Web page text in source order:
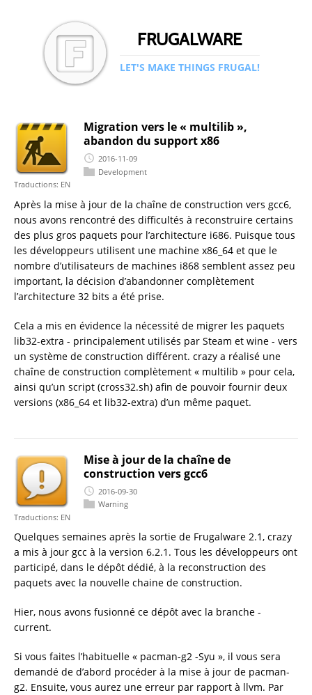
FRUGALWARE
LET'S MAKE THINGS FRUGAL!
Migration vers le « multilib »,
abandon du support x86
2016-11-09
Development
Traductions: EN
Après la mise à jour de la chaîne de construction vers gcc6,
nous avons rencontré des difficultés à reconstruire certains
des plus gros paquets pour l’architecture i686. Puisque tous
les développeurs utilisent une machine x86_64 et que le
nombre d’utilisateurs de machines i868 semblent assez peu
important, la décision d’abandonner complètement
l’architecture 32 bits a été prise.
Cela a mis en évidence la nécessité de migrer les paquets
lib32-extra - principalement utilisés par Steam et wine - vers
un système de construction différent. crazy a réalisé une
chaîne de construction complètement « multilib » pour cela,
ainsi qu’un script (cross32.sh) afin de pouvoir fournir deux
versions (x86_64 et lib32-extra) d’un même paquet.
Mise à jour de la chaîne de
construction vers gcc6
2016-09-30
Warning
Traductions: EN
Quelques semaines après la sortie de Frugalware 2.1, crazy
a mis à jour gcc à la version 6.2.1. Tous les développeurs ont
participé, dans le dépôt dédié, à la reconstruction des
paquets avec la nouvelle chaine de construction.
Hier, nous avons fusionné ce dépôt avec la branche -
current.
Si vous faites l’habituelle « pacman-g2 -Syu », il vous sera
demandé de d’abord procéder à la mise à jour de pacman-
g2. Ensuite, vous aurez une erreur par rapport à llvm. Par